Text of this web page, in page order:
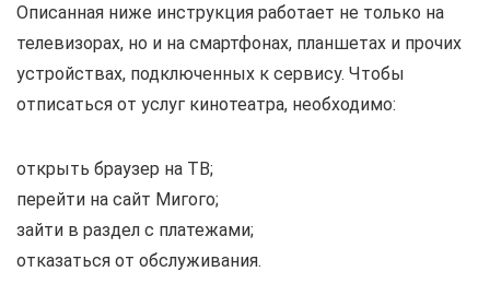
Описанная ниже инструкция работает не только на
телевизорах, но и на смартфонах, планшетах и прочих
устройствах, подключенных к сервису. Чтобы
отписаться от услуг кинотеатра, необходимо:
открыть браузер на ТВ;
перейти на сайт Мигого;
зайти в раздел с платежами;
отказаться от обслуживания.